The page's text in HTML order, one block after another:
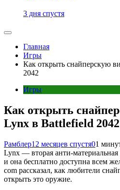
3 дня спустя
Главная
Игры
Как открыть снайперскую
2042
Игры
Как открыть
Lynx в Battlefield 2042
Рамблер12 месяцев спустя01
Lynx — вторая анти-
и она бесплатно доступна всем
com рассказал, как любители
открыть это оружие.